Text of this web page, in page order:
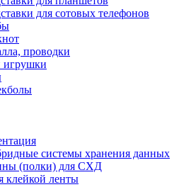
для сотовых телефонов
проводки
игрушки
системы хранения данных
(полки) для СХД
клейкой ленты